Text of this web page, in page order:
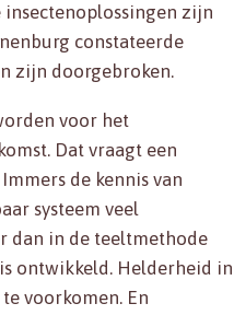
zijn
constateerde
zijn doorgebroken.
voor het
Dat vraagt een
de kennis van
systeem veel
dan in de teeltmethode
ontwikkeld. Helderheid in
voorkomen. En